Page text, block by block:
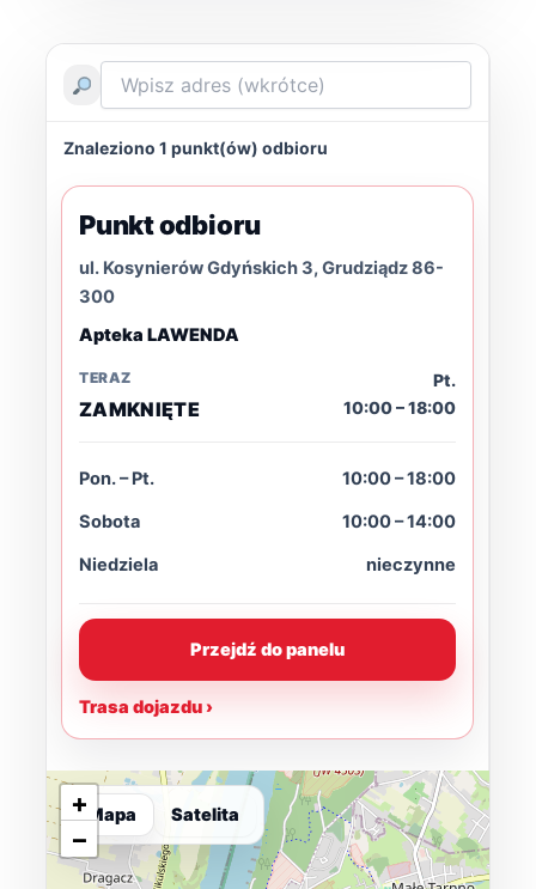
Znaleziono 1 punkt(ów) odbioru
Punkt odbioru
ul. Kosynierów Gdyńskich 3, Grudziądz 86-
300
Apteka LAWENDA
TERAZ
ZAMKNIĘTE
Pt.
10:00 – 18:00
Pon. – Pt.
10:00 – 18:00
Sobota
10:00 – 14:00
Niedziela
nieczynne
Przejdź do panelu
Trasa dojazdu ›
Mapa Satelita
+
−